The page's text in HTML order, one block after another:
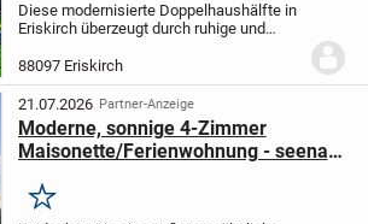
Diese modernisierte Doppelhaushälfte in
Eriskirch überzeugt durch ruhige und
1981 erbaute Haus wurde teilweise
modernisiert und bietet ca. 118 m²
Wohnfläche mit 5...
88097 Eriskirch
21.07.2026 Partner-Anzeige
Moderne, sonnige 4-Zimmer
Maisonette/Ferienwohnung - seenah,
Merken